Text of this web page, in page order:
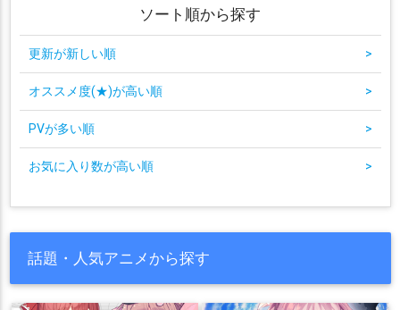
ソート順から探す
更新が新しい順 >
オススメ度(★)が高い順 >
PVが多い順 >
お気に入り数が高い順 >
話題・人気アニメから探す